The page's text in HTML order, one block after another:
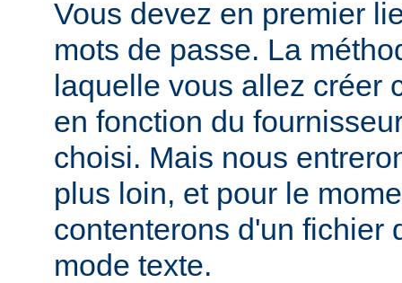
Vous devez en premier
mots de passe. La
laquelle vous allez créer
en fonction du
choisi. Mais nous
plus loin, et pour le
contenterons d'un fichier
mode texte.